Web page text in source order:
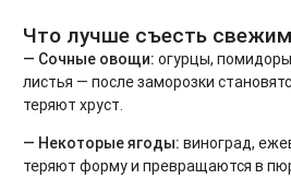
Что лучше съесть
— Сочные овощи: огурцы,
листья — после заморозки
теряют хруст.
— Некоторые ягоды: виноград,
теряют форму и превращаются в